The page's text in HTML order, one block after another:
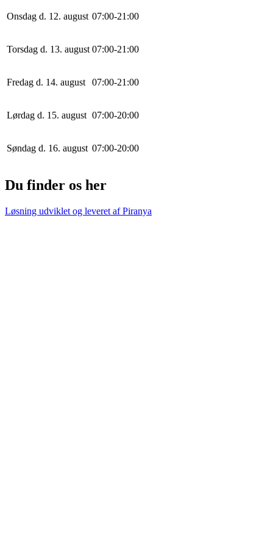
Onsdag d. 12. august 07:00-21 :00
Torsdag d. 13. august 07:00-21 :00
Fredag d. 14. august 07:00-21 :00
Lørdag d. 15. august 07:00-20:00
Søndag d. 16. august 07:00-20:00
Du finder os her
Løsning udviklet og leveret afPiranya